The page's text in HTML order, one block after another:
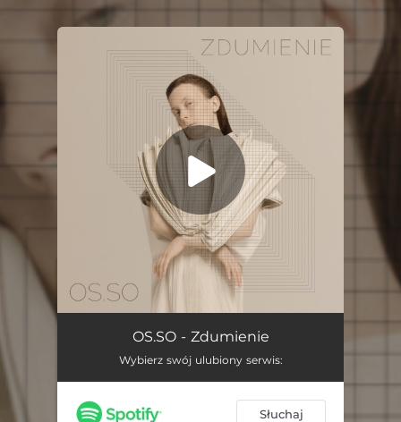
You're all set!
ZdumienieOS.SO - Zdumienie
Wybierz swój ulubiony serwis:
Słuchaj